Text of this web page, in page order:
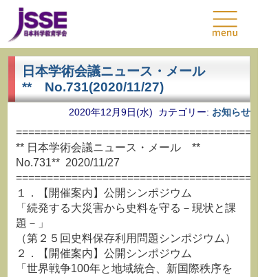
日本学術会議ニュース・メール
** No.731(2020/11/27)
2020年12月9日(水) カテゴリー: お知らせ
** 日本学術会議ニュース・メール **
No.731** 2020/11/27
１．【開催案内】公開シンポジウム
「続発する大災害から史料を守る－現状と課
題－」
（第２５回史料保存利用問題シンポジウム）
２．【開催案内】公開シンポジウム
「世界戦争100年と地域統合、新国際秩序を